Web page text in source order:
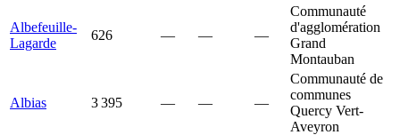
Albefeuille-
Lagarde
626 — — —
Communauté
d'agglomération
Grand
Montauban
Albias 3 395 — — —
Communauté de
communes
Quercy Vert-
Aveyron